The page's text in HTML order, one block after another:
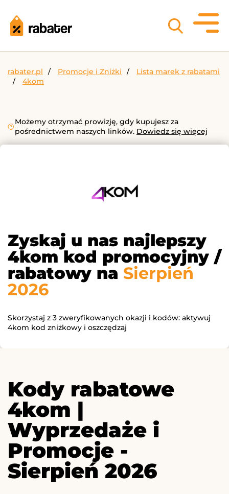
rabater.pl Promocje i Zniżki
Lista marek z rabatami
4kom
Możemy otrzymać prowizję, gdy kupujesz za
pośrednictwem naszych linków. Dowiedz się więcej
Zyskaj u nas najlepszy
4kom kod promocyjny /
rabatowy na Sierpień
2026
Skorzystaj z 3 zweryfikowanych okazji i kodów: aktywuj
4kom kod zniżkowy i oszczędzaj
Kody rabatowe
4kom |
Wyprzedaże i
Promocje -
Sierpień 2026